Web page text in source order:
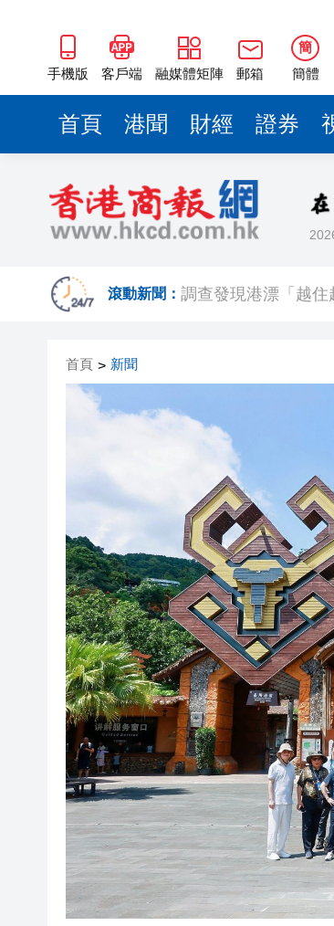
手機版 客戶端 融媒體矩陣 郵箱
簡
簡體
首頁 港聞 財經 證券
滾動新聞：
有片 | 廣東省第十
調查發現港漂「越住
【商報評論】福州
「關鍵變量」？
泰國國家旅遊局：
有片丨90場諮詢會
警方破獲新界北村
首頁 > 新聞